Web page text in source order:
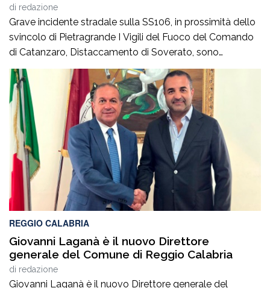
di redazione
Grave incidente stradale sulla SS106, in prossimità dello
svincolo di Pietragrande I Vigili del Fuoco del Comando
di Catanzaro, Distaccamento di Soverato, sono
intervenuti sulla SS106, in prossimità dello svincolo per la
località Pietragrande, per un grave incidente stradale che
ha coinvolto una Fiat Panda, un’Audi e una
motocicletta.Nel sinistro ha perso la vita il […]
REGGIO CALABRIA
Giovanni Laganà è il nuovo Direttore
generale del Comune di Reggio Calabria
di redazione
Giovanni Laganà è il nuovo Direttore generale del